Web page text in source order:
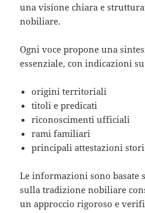
una visione chiara e
nobiliare.
Ogni voce propone una
essenziale, con indicazioni
origini territoriali
titoli e predicati
riconoscimenti ufficiali
rami familiari
principali attestazioni
Le informazioni sono basate
sulla tradizione nobiliare
un approccio rigoroso e